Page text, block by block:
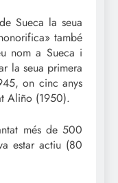
Sueca la seua
també
nom a Sueca i
la seua primera
on cinc anys
Aliño (1950).
més de 500
estar actiu (80